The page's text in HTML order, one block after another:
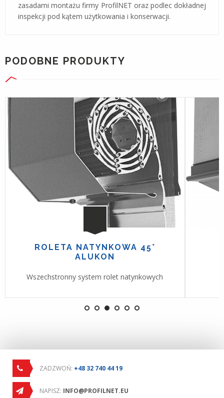
zasadami montażu firmy ProfilNET oraz podlec dokładnej
inspekcji pod kątem użytkowania i konserwacji.
PODOBNE PRODUKTY
ROLETA NATYNKOWA 45°
ALUKON
Wszechstronny system rolet natynkowych
ZADZWOŃ: +48 32 740 44 19
NAPISZ: INFO@PROFILNET.EU